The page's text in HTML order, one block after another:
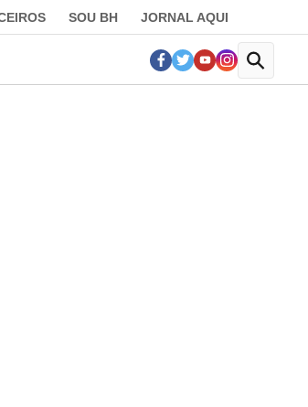
SOU BH JORNAL AQUI